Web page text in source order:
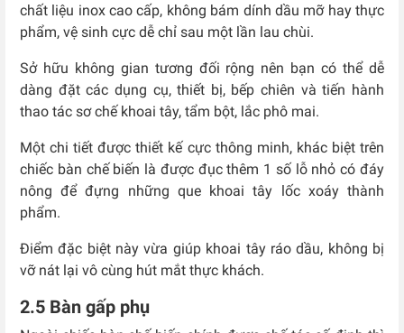
chất liệu inox cao cấp, không bám dính dầu mỡ hay thực
phẩm, vệ sinh cực dễ chỉ sau một lần lau chùi.
Sở hữu không gian tương đối rộng nên bạn có thể dễ
dàng đặt các dụng cụ, thiết bị, bếp chiên và tiến hành
thao tác sơ chế khoai tây, tẩm bột, lắc phô mai.
Một chi tiết được thiết kế cực thông minh, khác biệt trên
chiếc bàn chế biến là được đục thêm 1 số lỗ nhỏ có đáy
nông để đựng những que khoai tây lốc xoáy thành
phẩm.
Điểm đặc biệt này vừa giúp khoai tây ráo dầu, không bị
vỡ nát lại vô cùng hút mắt thực khách.
2.5 Bàn gấp phụ